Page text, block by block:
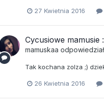
27 Kwietnia 2016
Cycusiowe mamusie
mamuskaa
Tak kochana zolza ;)
26 Kwietnia 2016